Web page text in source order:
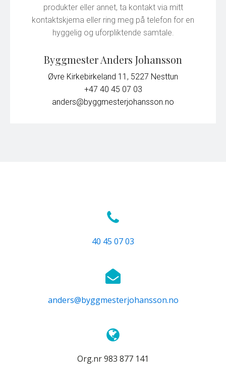
produkter eller annet, ta kontakt via mitt
kontaktskjema eller ring meg på telefon for en
hyggelig og uforpliktende samtale.
Byggmester Anders Johansson
Øvre Kirkebirkeland 11, 5227 Nesttun
+47 40 45 07 03
anders@byggmesterjohansson.no
40 45 07 03
anders@byggmesterjohansson.no
Org.nr 983 877 141